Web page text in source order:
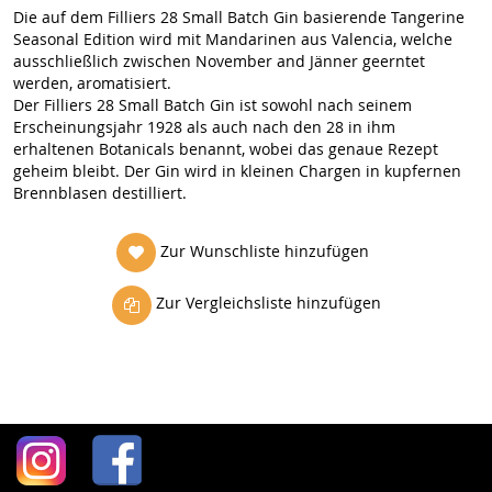
Die auf dem Filliers 28 Small Batch Gin basierende Tangerine
Seasonal Edition wird mit Mandarinen aus Valencia, welche
ausschließlich zwischen November and Jänner geerntet
werden, aromatisiert.
Der Filliers 28 Small Batch Gin ist sowohl nach seinem
Erscheinungsjahr 1928 als auch nach den 28 in ihm
erhaltenen Botanicals benannt, wobei das genaue Rezept
geheim bleibt. Der Gin wird in kleinen Chargen in kupfernen
Brennblasen destilliert.
Zur Wunschliste hinzufügen
Zur Vergleichsliste hinzufügen